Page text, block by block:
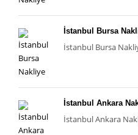
İstanbul Bursa
İstanbul Bursa
İstanbul Ankara
İstanbul Ankara